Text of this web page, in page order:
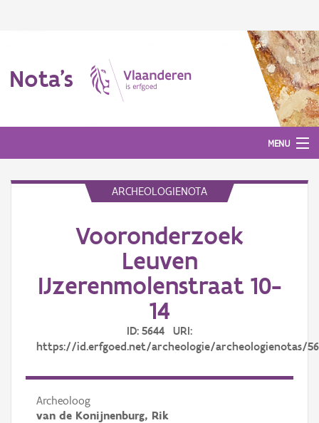
Nota's
MENU
ARCHEOLOGIENOTA
Vooronderzoek
Leuven
IJzerenmolenstraat 10-
14
ID: 5644 URI:
https://id.erfgoed.net/archeologie/archeologienotas/
Archeoloog
van de Konijnenburg, Rik